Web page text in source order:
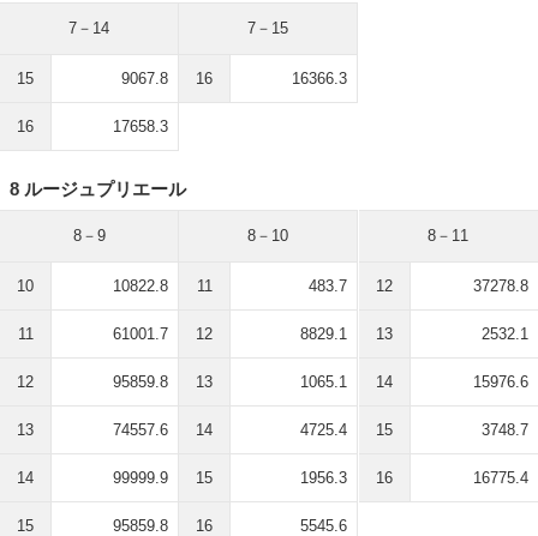
7－14
15 9067.8
16 17658.3
7－15
16 16366.3
8 ルージュプリエール
8－9
10 10822.8
11 61001.7
12 95859.8
13 74557.6
14 99999.9
15 95859.8
8－10
11 483.7
12 8829.1
13 1065.1
14 4725.4
15 1956.3
16 5545.6
8－11
12 37278.8
13 2532.1
14 15976.6
15 3748.7
16 16775.4